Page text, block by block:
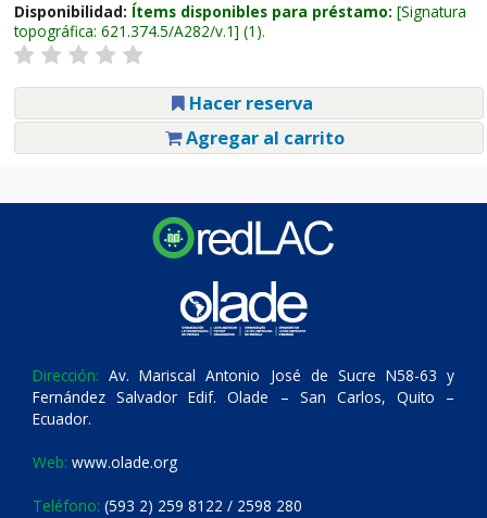
Disponibilidad: Ítems disponibles para préstamo: Signatura
topográfica: 621.374.5/A282/v.1 (1).
Hacer reserva
Agregar al carrito
Dirección: Av. Mariscal Antonio José de Sucre N58-63 y
Fernández Salvador Edif. Olade – San Carlos, Quito –
Ecuador.
Web: www.olade.org
Teléfono: (593 2) 259 8122 / 2598 280